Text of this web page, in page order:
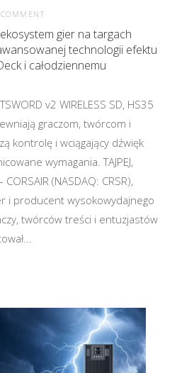
gier na targach
technologii efektu
i całodziennemu
v2 WIRELESS SD, HS35
graczom, twórcom i
kontrolę i wciągający dźwięk
wymagania. TAJPEJ,
(NASDAQ: CRSR),
i producent wysokowydajnego
twórców treści i entuzjastów